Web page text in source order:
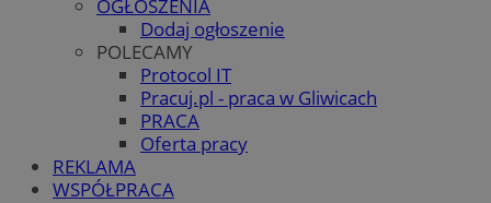
OGŁOSZENIA
Dodaj ogłoszenie
POLECAMY
Protocol IT
Pracuj.pl - praca w Gliwicach
PRACA
Oferta pracy
REKLAMA
WSPÓŁPRACA